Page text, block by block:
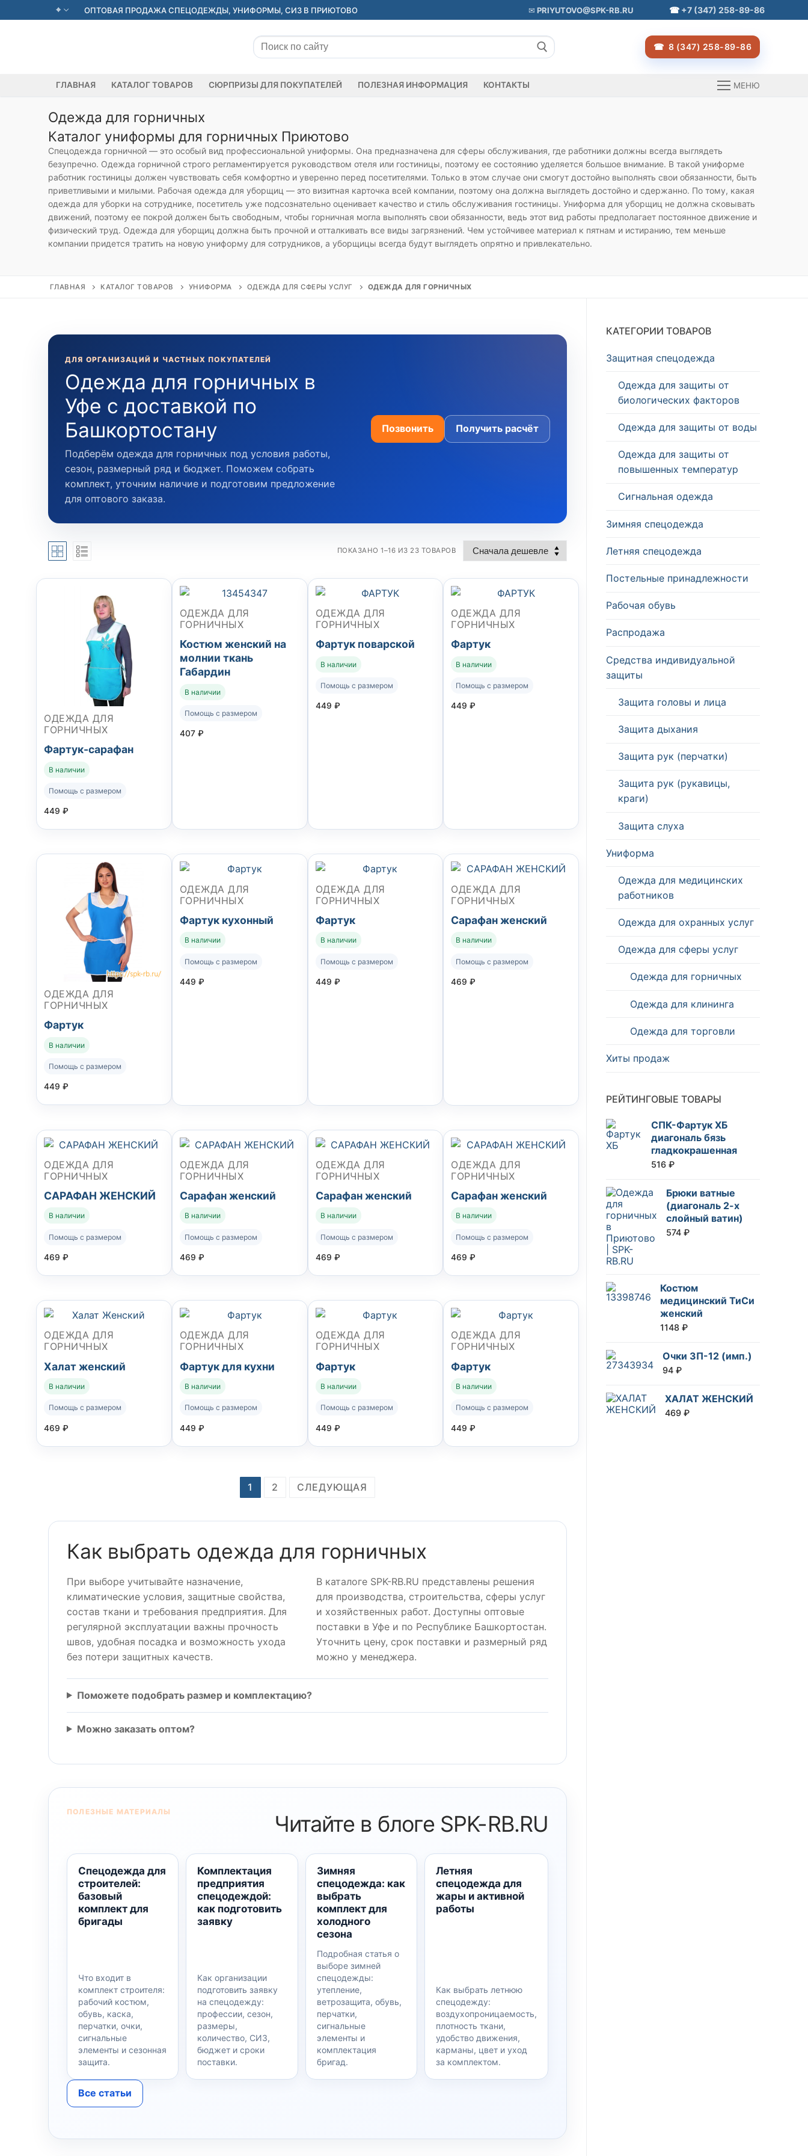
к
ОПТОВАЯ ПРОДАЖА СПЕЦОДЕЖДЫ, УНИФОРМЫ, СИЗ В ПРИЮТОВО PRIYUTOVO@SPK-RB.RU +7 (347) 258-89-86
Искать: 8 (347) 258-89-86
ГЛАВНАЯ КАТАЛОГ ТОВАРОВ СЮРПРИЗЫ ДЛЯ ПОКУПАТЕЛЕЙ ПОЛЕЗНАЯ ИНФОРМАЦИЯ КОНТАКТЫ МЕНЮ
Одежда для горничных
Каталог униформы для горничных Приютово
Спецодежда горничной — это особый вид профессиональной униформы. Она предназначена для сферы обслуживания, где работники должны всегда выглядеть
безупречно. Одежда горничной строго регламентируется руководством отеля или гостиницы, поэтому ее состоянию уделяется большое внимание. В такой униформе
работник гостиницы должен чувствовать себя комфортно и уверенно перед посетителями. Только в этом случае они смогут достойно выполнять свои обязанности, быть
приветливыми и милыми. Рабочая одежда для уборщиц — это визитная карточка всей компании, поэтому она должна выглядеть достойно и сдержанно. По тому, какая
одежда для уборки на сотруднике, посетитель уже подсознательно оценивает качество и стиль обслуживания гостиницы. Униформа для уборщиц не должна сковывать
движений, поэтому ее покрой должен быть свободным, чтобы горничная могла выполнять свои обязанности, ведь этот вид работы предполагает постоянное движение и
физический труд. Одежда для уборщиц должна быть прочной и отталкивать все виды загрязнений. Чем устойчивее материал к пятнам и истиранию, тем меньше
компании придется тратить на новую униформу для сотрудников, а уборщицы всегда будут выглядеть опрятно и привлекательно.
ГЛАВНАЯ КАТАЛОГ ТОВАРОВ УНИФОРМА ОДЕЖДА ДЛЯ СФЕРЫ УСЛУГ ОДЕЖДА ДЛЯ ГОРНИЧНЫХ
ДЛЯ ОРГАНИЗАЦИЙ И ЧАСТНЫХ ПОКУПАТЕЛЕЙ
Одежда для горничных в
Уфе с доставкой по
Башкортостану
Подберём одежда для горничных под условия работы,
сезон, размерный ряд и бюджет. Поможем собрать
комплект, уточним наличие и подготовим предложение
для оптового заказа.
Позвонить Получить расчёт
ПОКАЗАНО 1–16 ИЗ 23 ТОВАРОВ
ОДЕЖДА ДЛЯ
ГОРНИЧНЫХ
Фартук-сарафан
В наличии
Помощь с размером
449 ₽
ОДЕЖДА ДЛЯ
ГОРНИЧНЫХ
Костюм женский на
молнии ткань
Габардин
В наличии
Помощь с размером
407 ₽
ОДЕЖДА ДЛЯ
ГОРНИЧНЫХ
Фартук поварской
В наличии
Помощь с размером
449 ₽
ОДЕЖДА ДЛЯ
ГОРНИЧНЫХ
Фартук
В наличии
Помощь с размером
449₽
ОДЕЖДА ДЛЯ
ГОРНИЧНЫХ
Фартук
В наличии
Помощь с размером
449 ₽
ОДЕЖДА ДЛЯ
ГОРНИЧНЫХ
Фартук кухонный
В наличии
Помощь с размером
449 ₽
ОДЕЖДА ДЛЯ
ГОРНИЧНЫХ
Фартук
В наличии
Помощь с размером
449 ₽
ОДЕЖДА ДЛЯ
ГОРНИЧНЫХ
Сарафан женский
В наличии
Помощь с размером
469₽
ОДЕЖДА ДЛЯ
ГОРНИЧНЫХ
САРАФАН ЖЕНСКИЙ
В наличии
Помощь с размером
469 ₽
ОДЕЖДА ДЛЯ
ГОРНИЧНЫХ
Сарафан женский
В наличии
Помощь с размером
469 ₽
ОДЕЖДА ДЛЯ
ГОРНИЧНЫХ
Сарафан женский
В наличии
Помощь с размером
469 ₽
ОДЕЖДА ДЛЯ
ГОРНИЧНЫХ
Сарафан женский
В наличии
Помощь с размером
469₽
ОДЕЖДА ДЛЯ
ГОРНИЧНЫХ
Халат женский
В наличии
Помощь с размером
469 ₽
ОДЕЖДА ДЛЯ
ГОРНИЧНЫХ
Фартук для кухни
В наличии
Помощь с размером
449 ₽
ОДЕЖДА ДЛЯ
ГОРНИЧНЫХ
Фартук
В наличии
Помощь с размером
449 ₽
ОДЕЖДА ДЛЯ
ГОРНИЧНЫХ
Фартук
В наличии
Помощь с размером
449₽
записям
1 2 СЛЕДУЮЩАЯ
Как выбрать одежда для горничных
При выборе учитывайте назначение,
климатические условия, защитные свойства,
состав ткани и требования предприятия. Для
регулярной эксплуатации важны прочность
швов, удобная посадка и возможность ухода
без потери защитных качеств.
В каталоге SPK-RB.RU представлены решения
для производства, строительства, сферы услуг
и хозяйственных работ. Доступны оптовые
поставки в Уфе и по Республике Башкортостан.
Уточнить цену, срок поставки и размерный ряд
можно у менеджера.
Поможете подобрать размер и комплектацию?
Можно заказать оптом?
ПОЛЕЗНЫЕ МАТЕРИАЛЫ Читайте в блоге SPK-RB.RU
Спецодежда для
строителей:
базовый
комплект для
бригады
Что входит в
комплект строителя:
рабочий костюм,
обувь, каска,
перчатки, очки,
сигнальные
элементы и сезонная
защита.
Комплектация
предприятия
спецодеждой:
как подготовить
заявку
Как организации
подготовить заявку
на спецодежду:
профессии, сезон,
размеры,
количество, СИЗ,
бюджет и сроки
поставки.
Зимняя
спецодежда: как
выбрать
комплект для
холодного
сезона
Подробная статья о
выборе зимней
спецодежды:
утепление,
ветрозащита, обувь,
перчатки,
сигнальные
элементы и
комплектация
бригад.
Летняя
спецодежда для
жары и активной
работы
Как выбрать летнюю
спецодежду:
воздухопроницаемость,
плотность ткани,
удобство движения,
карманы, цвет и уход
за комплектом.
Все статьи
КАТЕГОРИИ ТОВАРОВ
Защитная спецодежда
Одежда для защиты от
биологических факторов
Одежда для защиты от воды
Одежда для защиты от
повышенных температур
Сигнальная одежда
Зимняя спецодежда
Летняя спецодежда
Постельные принадлежности
Рабочая обувь
Распродажа
Средства индивидуальной
защиты
Защита головы и лица
Защита дыхания
Защита рук (перчатки)
Защита рук (рукавицы,
краги)
Защита слуха
Униформа
Одежда для медицинских
работников
Одежда для охранных услуг
Одежда для сферы услуг
Одежда для горничных
Одежда для клининга
Одежда для торговли
Хиты продаж
РЕЙТИНГОВЫЕ ТОВАРЫ
СПК-Фартук ХБ
диагональ бязь
гладкокрашенная
516 ₽
Брюки ватные
(диагональ 2-х
слойный ватин)
574 ₽
Костюм
медицинский ТиСи
женский
1148 ₽
Очки ЗП-12 (имп.)
94 ₽
ХАЛАТ ЖЕНСКИЙ
469 ₽